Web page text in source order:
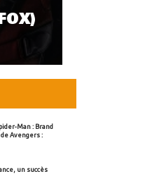
Man : Brand
Avengers :
un succès